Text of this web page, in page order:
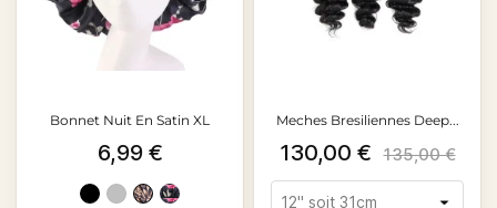
Bonnet Nuit En Satin XL
Prix
6,99 €
NoirArgentLéopard
Fleurs
Meches Bresiliennes Deep...
Prix
130,00 € Prix
de
135,00 €